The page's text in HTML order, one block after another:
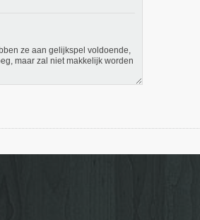
ze aan gelijkspel voldoende,
maar zal niet makkelijk worden